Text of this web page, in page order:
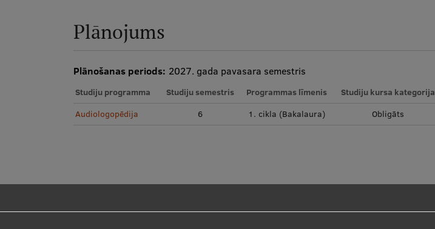
Plānojums
Plānošanas periods: 2027. gada pavasara semestris
Studiju programma Studiju semestris Programmas līmenis Studiju kursa kategorija
Audiologopēdija
6 1. cikla (Bakalaura) Obligāts